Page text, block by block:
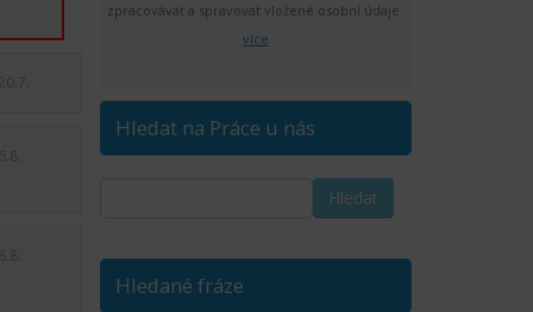
zpracovávat a spravovat vložené osobní údaje.
více
Hledat na Práce u nás
Hledané fráze